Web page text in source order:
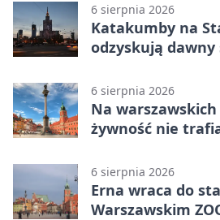
6 sierpnia 2026
Katakumby na
odzyskują
6 sierpnia 2026
Na
żywność nie
6 sierpnia 2026
Erna wraca do
Warszawskim